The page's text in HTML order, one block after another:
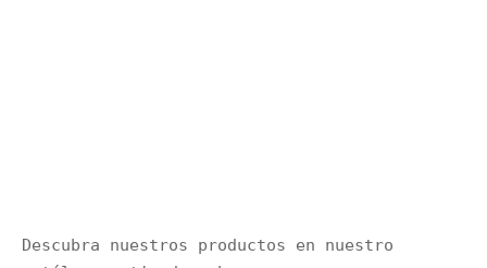
Descubra nuestros productos en nuestro